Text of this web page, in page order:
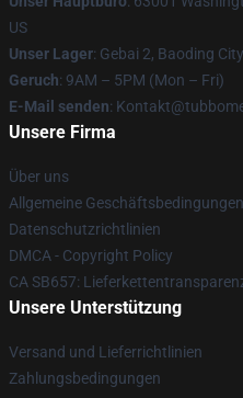
US
Unser Lager: Gebai 2, Baoding
Geruch: 9AM – 5PM (Mon – Fri)
E-Mail senden:
Unsere Firma
Über uns
Allgemeine Geschäftsbedingungen
Datenschutzrichtlinien
DMCA - Copyright Policy
CA SB657:
Unsere Unterstützung
Versand und Lieferrichtlinien
Zahlungsbedingungen